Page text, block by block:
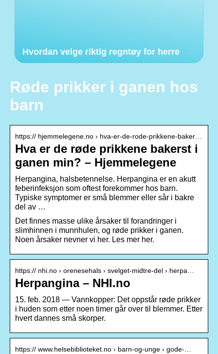
Hvordan velge riktig regntøy for herre
Røde prikker i ganen hos
barn
https:// hjemmelegene.no › hva-er-de-rode-prikkene-baker…
Hva er de røde prikkene bakerst i
ganen min? – Hjemmelegene
Herpangina, halsbetennelse. Herpangina er en akutt
feberinfeksjon som oftest forekommer hos barn.
Typiske symptomer er små blemmer eller sår i bakre
del av …
Det finnes masse ulike årsaker til forandringer i
slimhinnen i munnhulen, og røde prikker i ganen.
Noen årsaker nevner vi her. Les mer her.
https:// nhi.no › orenesehals › svelget-midtre-del › herpa…
Herpangina – NHI.no
15. feb. 2018 — Vannkopper: Det oppstår røde prikker
i huden som etter noen timer går over til blemmer. Etter
hvert dannes små skorper.
https:// www.helsebiblioteket.no › barn-og-unge › gode-…